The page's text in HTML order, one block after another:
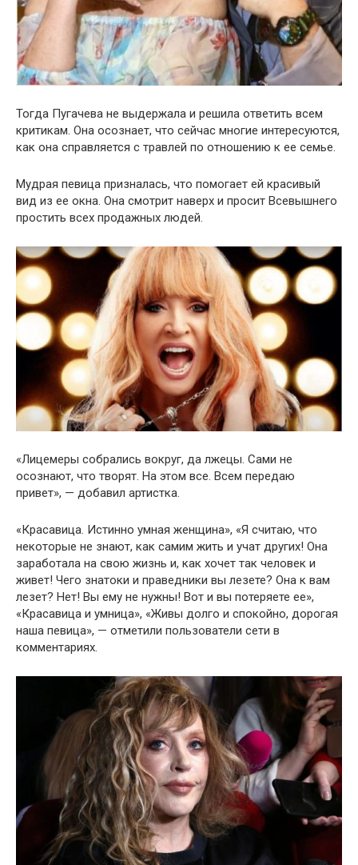
Тогда Пугачева не выдержала и решила ответить всем
критикам. Она осознает, что сейчас многие интересуются,
как она справляется с травлей по отношению к ее семье.
Мудрая певица призналась, что помогает ей красивый
вид из ее окна. Она смотрит наверх и просит Всевышнего
простить всех продажных людей.
«Лицемеры собрались вокруг, да лжецы. Сами не
осознают, что творят. На этом все. Всем передаю
привет», — добавил артистка.
«Красавица. Истинно умная женщина», «Я считаю, что
некоторые не знают, как самим жить и учат других! Она
заработала на свою жизнь и, как хочет так человек и
живет! Чего знатоки и праведники вы лезете? Она к вам
лезет? Нет! Вы ему не нужны! Вот и вы потеряете ее»,
«Красавица и умница», «Живы долго и спокойно, дорогая
наша певица», — отметили пользователи сети в
комментариях.